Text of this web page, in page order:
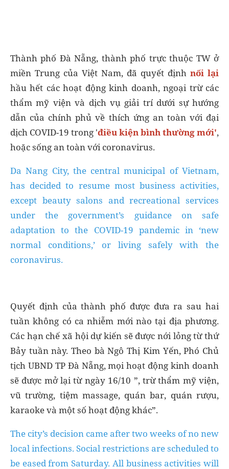
Thành phố Đà Nẵng, thành phố trực thuộc TW ở
miền Trung của Việt Nam, đã quyết định nối lại
hầu hết các hoạt động kinh doanh, ngoại trừ các
thẩm mỹ viện và dịch vụ giải trí dưới sự hướng
dẫn của chính phủ về thích ứng an toàn với đại
dịch COVID-19 trong 'điều kiện bình thường mới',
hoặc sống an toàn với coronavirus.
Da Nang City, the central municipal of Vietnam,
has decided to resume most business activities,
except beauty salons and recreational services
under the government’s guidance on safe
adaptation to the COVID-19 pandemic in ‘new
normal conditions,’ or living safely with the
coronavirus.
Quyết định của thành phố được đưa ra sau hai
tuần không có ca nhiễm mới nào tại địa phương.
Các hạn chế xã hội dự kiến ​​sẽ được nới lỏng từ thứ
Bảy tuần này. Theo bà Ngô Thị Kim Yến, Phó Chủ
tịch UBND TP Đà Nẵng, mọi hoạt động kinh doanh
sẽ được mở lại từ ngày 16/10 ”, trừ thẩm mỹ viện,
vũ trường, tiệm massage, quán bar, quán rượu,
karaoke và một số hoạt động khác”.
The city’s decision came after two weeks of no new
local infections. Social restrictions are scheduled to
be eased from Saturday. All business activities will